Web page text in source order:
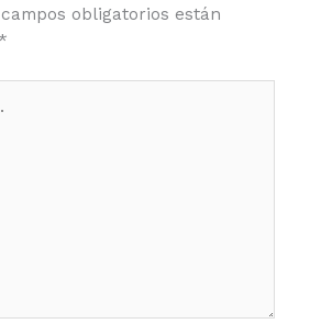
obligatorios están
*